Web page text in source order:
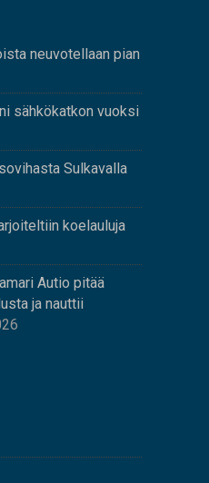
neuvotellaan pian
sähkökatkon vuoksi
Sulkavalla
koelauluja
Autio pitää
ja nauttii